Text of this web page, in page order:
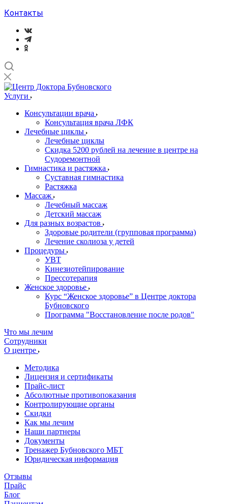
Контакты
Услуги
Консультации врача
Консультация врача ЛФК
Лечебные циклы
Лечебные циклы
Скидка 5200 рублей на лечение в центре на
Судоремонтной
Гимнастика и растяжка
Суставная гимнастика
Растяжка
Массаж
Лечебный массаж
Детский массаж
Для разных возрастов
Здоровые родители (групповая программа)
Лечение сколиоза у детей
Процедуры
УВТ
Кинезиотейпирование
Прессотерапия
Женское здоровье
Курс “Женское здоровье” в Центре доктора
Бубновского
Программа "Восстановление после родов"
Что мы лечим
Сотрудники
О центре
Методика
Лицензия и сертификаты
Прайс-лист
Абсолютные противопоказания
Контролирующие органы
Скидки
Как мы лечим
Наши партнеры
Документы
Тренажер Бубновского МБТ
Юридическая информация
Отзывы
Прайс
Блог